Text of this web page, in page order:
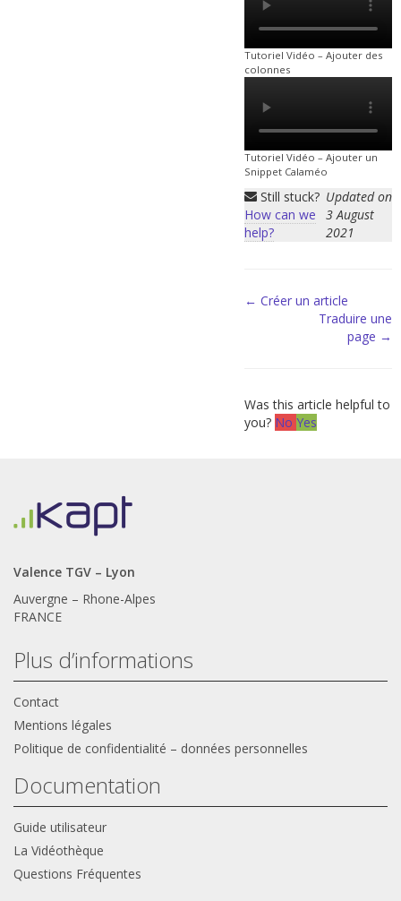
Tutoriel Vidéo – Ajouter des
colonnes
Tutoriel Vidéo – Ajouter un
Snippet Calaméo
Still stuck?
How can we
help?
Updated on
3 August
2021
Doc
navigation
← Créer un article
Traduire une
page →
Was this article helpful to
you? No Yes
Valence TGV – Lyon
Auvergne – Rhone-Alpes
FRANCE
Plus d’informations
Contact
Mentions légales
Politique de confidentialité – données personnelles
Documentation
Guide utilisateur
La Vidéothèque
Questions Fréquentes